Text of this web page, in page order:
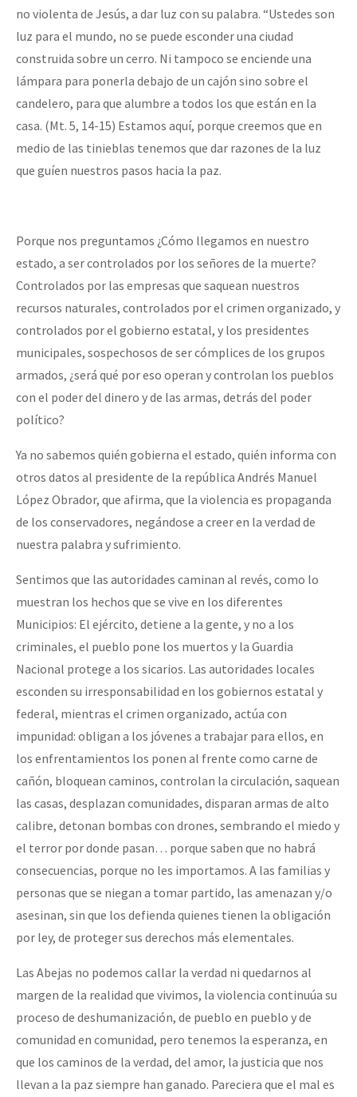
no violenta de Jesús, a dar luz con su palabra. “Ustedes son
luz para el mundo, no se puede esconder una ciudad
construida sobre un cerro. Ni tampoco se enciende una
lámpara para ponerla debajo de un cajón sino sobre el
candelero, para que alumbre a todos los que están en la
casa. (Mt. 5, 14-15) Estamos aquí, porque creemos que en
medio de las tinieblas tenemos que dar razones de la luz
que guíen nuestros pasos hacia la paz.
Porque nos preguntamos ¿Cómo llegamos en nuestro
estado, a ser controlados por los señores de la muerte?
Controlados por las empresas que saquean nuestros
recursos naturales, controlados por el crimen organizado, y
controlados por el gobierno estatal, y los presidentes
municipales, sospechosos de ser cómplices de los grupos
armados, ¿será qué por eso operan y controlan los pueblos
con el poder del dinero y de las armas, detrás del poder
político?
Ya no sabemos quién gobierna el estado, quién informa con
otros datos al presidente de la república Andrés Manuel
López Obrador, que afirma, que la violencia es propaganda
de los conservadores, negándose a creer en la verdad de
nuestra palabra y sufrimiento.
Sentimos que las autoridades caminan al revés, como lo
muestran los hechos que se vive en los diferentes
Municipios: El ejército, detiene a la gente, y no a los
criminales, el pueblo pone los muertos y la Guardia
Nacional protege a los sicarios. Las autoridades locales
esconden su irresponsabilidad en los gobiernos estatal y
federal, mientras el crimen organizado, actúa con
impunidad: obligan a los jóvenes a trabajar para ellos, en
los enfrentamientos los ponen al frente como carne de
cañón, bloquean caminos, controlan la circulación, saquean
las casas, desplazan comunidades, disparan armas de alto
calibre, detonan bombas con drones, sembrando el miedo y
el terror por donde pasan… porque saben que no habrá
consecuencias, porque no les importamos. A las familias y
personas que se niegan a tomar partido, las amenazan y/o
asesinan, sin que los defienda quienes tienen la obligación
por ley, de proteger sus derechos más elementales.
Las Abejas no podemos callar la verdad ni quedarnos al
margen de la realidad que vivimos, la violencia continuúa su
proceso de deshumanización, de pueblo en pueblo y de
comunidad en comunidad, pero tenemos la esperanza, en
que los caminos de la verdad, del amor, la justicia que nos
llevan a la paz siempre han ganado. Pareciera que el mal es